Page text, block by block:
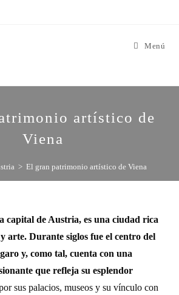
Menú
artístico de
Viena
> El gran patrimonio artístico de Viena
capital de Austria, es una ciudad rica
arte. Durante siglos fue el centro del
y, como tal, cuenta con una
que refleja su esplendor
sus palacios, museos y su vínculo con